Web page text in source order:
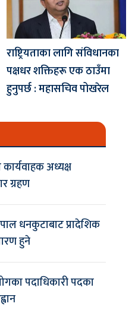
राष्ट्रियताका लागि संविधानका
पक्षधर शक्तिहरू एक ठाउँमा
हुनुपर्छ : महासचिव पोखरेल
अध्यक्ष
ग्रहण
धनकुटाबाट प्रादेशिक
हुने
पदाधिकारी पदका